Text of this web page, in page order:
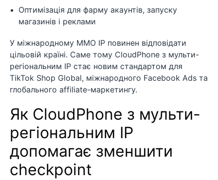
Оптимізація для фарму акаунтів, запуску
магазинів і реклами
У міжнародному MMO IP повинен відповідати
цільовій країні. Саме тому CloudPhone з мульти-
регіональним IP стає новим стандартом для
TikTok Shop Global, міжнародного Facebook Ads та
глобального affiliate-маркетингу.
Як CloudPhone з мульти-
регіональним IP
допомагає зменшити
checkpoint